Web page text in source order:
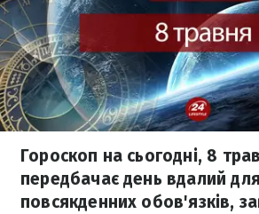
Гороскоп на сьогодні, 8
передбачає день вдалий
повсякденних обов'язків,